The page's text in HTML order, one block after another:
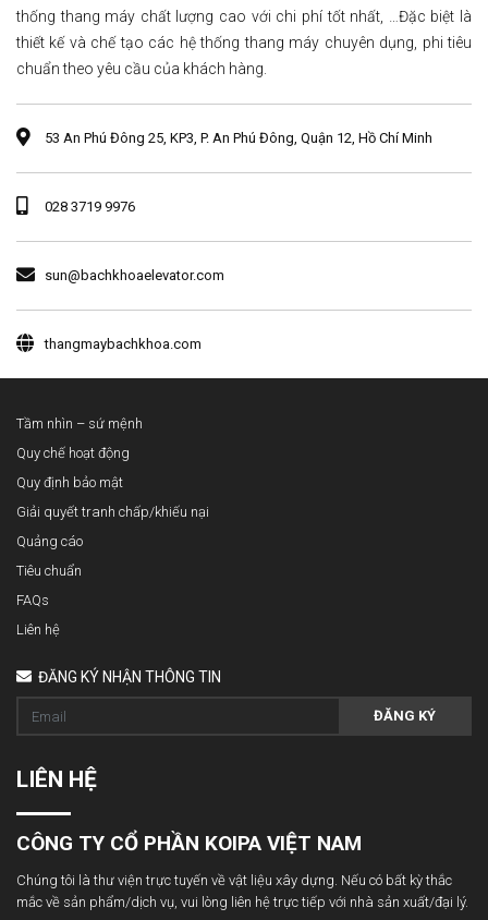
thống thang máy chất lượng cao với chi phí tốt nhất, …Đặc biệt là
thiết kế và chế tạo các hệ thống thang máy chuyên dụng, phi tiêu
chuẩn theo yêu cầu của khách hàng.
53 An Phú Đông 25, KP3, P. An Phú Đông, Quận 12, Hồ Chí Minh
028 3719 9976
sun@bachkhoaelevator.com
thangmaybachkhoa.com
Tầm nhìn – sứ mệnh
Quy chế hoạt động
Quy định bảo mật
Giải quyết tranh chấp/khiếu nại
Quảng cáo
Tiêu chuẩn
FAQs
Liên hệ
ĐĂNG KÝ NHẬN THÔNG TIN
ĐĂNG KÝ
LIÊN HỆ
CÔNG TY CỔ PHẦN KOIPA VIỆT NAM
Chúng tôi là thư viện trực tuyến về vật liệu xây dựng. Nếu có bất kỳ thắc
mắc về sản phẩm/dịch vụ, vui lòng liên hệ trực tiếp với nhà sản xuất/đại lý.